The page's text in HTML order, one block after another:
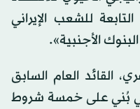
للشعب الإيراني
الأجنبية».
القائد العام السابق
بُني على خمسة شروط